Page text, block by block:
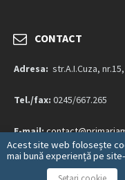
CONTACT
Adresa: str.A.I.Cuza,
Tel./fax: 0245/667.265
E-mail:
Mai multe detalii…
Acest site web folosește
mai bună experiență pe